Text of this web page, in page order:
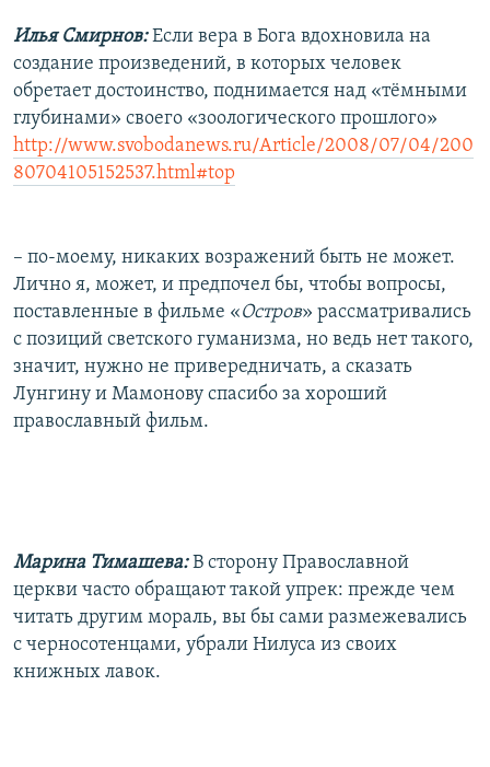
Илья Смирнов:Если вера в Бога вдохновила на
создание произведений, в которых человек
обретает достоинство, поднимается над «тёмными
глубинами» своего «зоологического прошлого»
http://www.svobodanews.ru/Article/2008/07/04/200
80704105152537.html#top
– по-моему, никаких возражений быть не может.
Лично я, может, и предпочел бы, чтобы вопросы,
поставленные в фильме «Остров» рассматривались
с позиций светского гуманизма, но ведь нет такого,
значит, нужно не привередничать, а сказать
Лунгину и Мамонову спасибо за хороший
православный фильм.
Марина Тимашева:В сторону Православной
церкви часто обращают такой упрек: прежде чем
читать другим мораль, вы бы сами размежевались
с черносотенцами, убрали Нилуса из своих
книжных лавок.